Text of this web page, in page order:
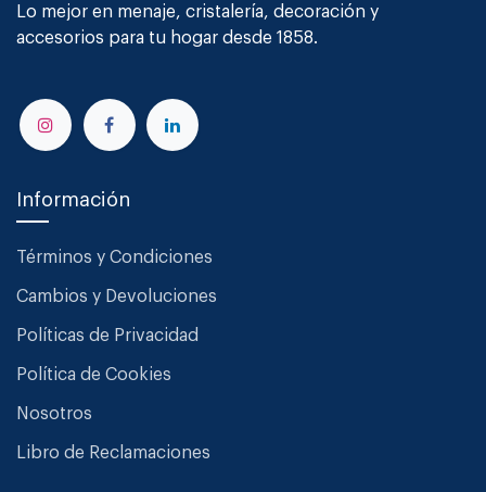
Lo mejor en menaje, cristalería, decoración y
accesorios para tu hogar desde 1858.
Información
Términos y Condiciones
Cambios y Devoluciones
Políticas de Privacidad
Política de Cookies
Nosotros
Libro de Reclamaciones